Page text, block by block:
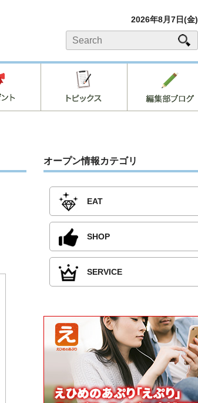
2026年8月7日(金)
オープン情報カテゴリ
EAT
SHOP
SERVICE